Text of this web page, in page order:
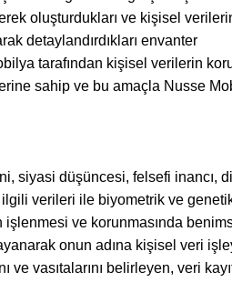
oluşturdukları ve kişisel
detaylandırdıkları envanter
tarafından kişisel verilerin
sahip ve bu amaçla Nusse
siyasi düşüncesi, felsefi inancı,
verileri ile biyometrik ve
ve korunmasında
onun adına kişisel veri
ve vasıtalarını belirleyen, veri